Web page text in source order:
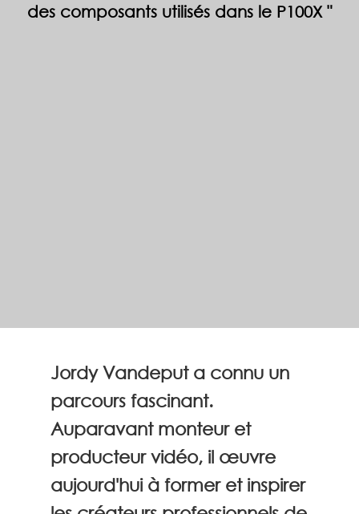
des composants utilisés dans le P100X
Jordy Vandeput a connu un
parcours fascinant.
Auparavant monteur et
producteur vidéo, il œuvre
aujourd'hui à former et inspirer